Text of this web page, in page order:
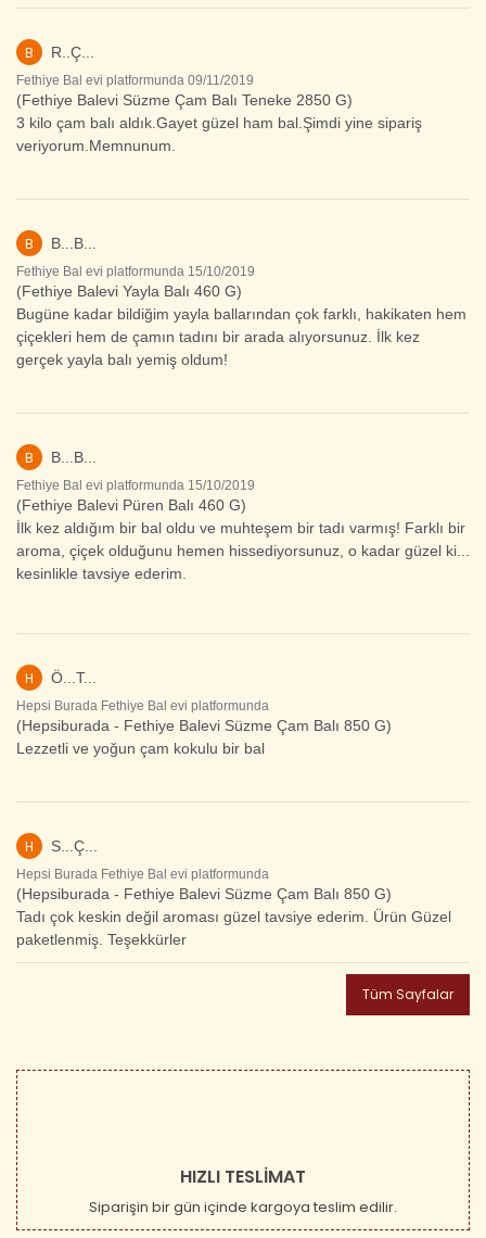
B R..Ç...
Fethiye Bal evi platformunda 09/11/2019
(Fethiye Balevi Süzme Çam Balı Teneke 2850 G)
3 kilo çam balı aldık.Gayet güzel ham bal.Şimdi yine sipariş
veriyorum.Memnunum.
B B...B...
Fethiye Bal evi platformunda 15/10/2019
(Fethiye Balevi Yayla Balı 460 G)
Bugüne kadar bildiğim yayla ballarından çok farklı, hakikaten hem
çiçekleri hem de çamın tadını bir arada alıyorsunuz. İlk kez
gerçek yayla balı yemiş oldum!
B B...B...
Fethiye Bal evi platformunda 15/10/2019
(Fethiye Balevi Püren Balı 460 G)
İlk kez aldığım bir bal oldu ve muhteşem bir tadı varmış! Farklı bir
aroma, çiçek olduğunu hemen hissediyorsunuz, o kadar güzel ki...
kesinlikle tavsiye ederim.
H Ö...T...
Hepsi Burada Fethiye Bal evi platformunda
(Hepsiburada - Fethiye Balevi Süzme Çam Balı 850 G)
Lezzetli ve yoğun çam kokulu bir bal
H S...Ç...
Hepsi Burada Fethiye Bal evi platformunda
(Hepsiburada - Fethiye Balevi Süzme Çam Balı 850 G)
Tadı çok keskin değil aroması güzel tavsiye ederim. Ürün Güzel
paketlenmiş. Teşekkürler
Tüm Sayfalar
HIZLI TESLİMAT
Siparişin bir gün içinde kargoya teslim edilir.